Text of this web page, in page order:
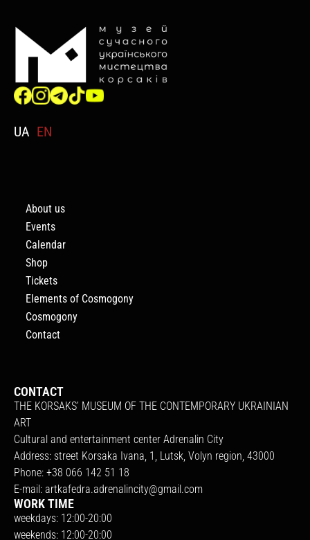
UA EN
About us
Events
Calendar
Shop
Tickets
Elements of Cosmogony
Cosmogony
Contact
CONTACT
THE KORSAKS’ MUSEUM OF THE CONTEMPORARY UKRAINIAN
ART
Cultural and entertainment center Adrenalin City
Address: street Korsaka Ivana, 1, Lutsk, Volyn region, 43000
Phone: +38 066 142 51 18
E-mail: artkafedra.adrenalincity@gmail.com
WORK TIME
weekdays: 12:00-20:00
weekends: 12:00-20:00